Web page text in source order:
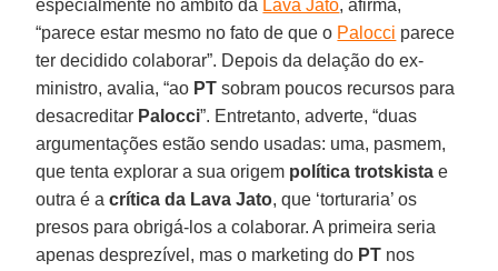
especialmente no âmbito da Lava Jato, afirma,
“parece estar mesmo no fato de que o Palocci parece
ter decidido colaborar”. Depois da delação do ex-
ministro, avalia, “ao PT sobram poucos recursos para
desacreditar Palocci”. Entretanto, adverte, “duas
argumentações estão sendo usadas: uma, pasmem,
que tenta explorar a sua origem política trotskista e
outra é acrítica da Lava Jato, que ‘torturaria’ os
presos para obrigá-los a colaborar. A primeira seria
apenas desprezível, mas o marketing do PT nos